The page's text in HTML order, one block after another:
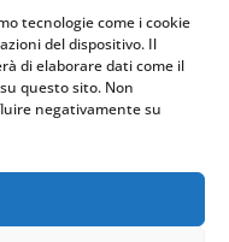
tecnologie come i cookie
del dispositivo. Il
di elaborare dati come il
questo sito. Non
negativamente su